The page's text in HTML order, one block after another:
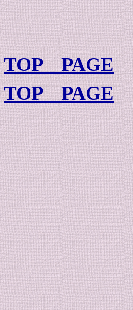
TOP PAGE
TOP PAGE